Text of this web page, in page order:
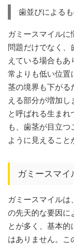
歯並びによる
ガミースマイルに
問題だけでなく、
えている場合もあ
常よりも低い位置
茎の境界も下がる
える部分が増加し
と呼ばれる生まれ
も、歯茎が目立
ように見えること
ガミースマイ
ガミースマイルは
の先天的な要因に
とが多く、基本的
はありません。こ